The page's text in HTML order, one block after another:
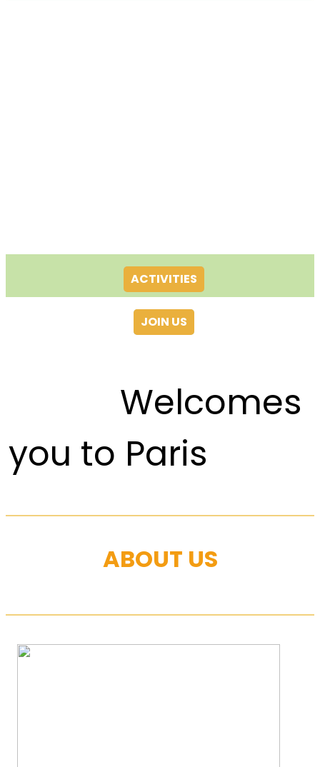
ACTIVITIES
JOIN US
Welcomes
you to Paris
ABOUT US